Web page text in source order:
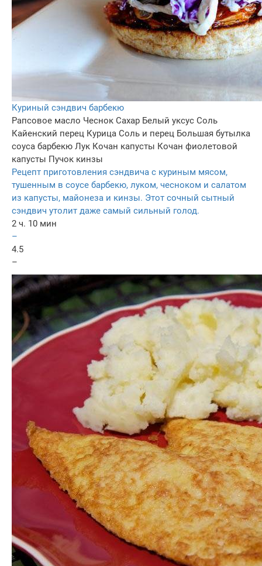
Куриный сэндвич барбекю
Рапсовое масло Чеснок Сахар Белый уксус Соль
Кайенский перец Курица Соль и перец Большая бутылка
соуса барбекю Лук Кочан капусты Кочан фиолетовой
капусты Пучок кинзы
Рецепт приготовления сэндвича с куриным мясом,
тушенным в соусе барбекю, луком, чесноком и салатом
из капусты, майонеза и кинзы. Этот сочный сытный
сэндвич утолит даже самый сильный голод.
2 ч. 10 мин
–
4.5
–